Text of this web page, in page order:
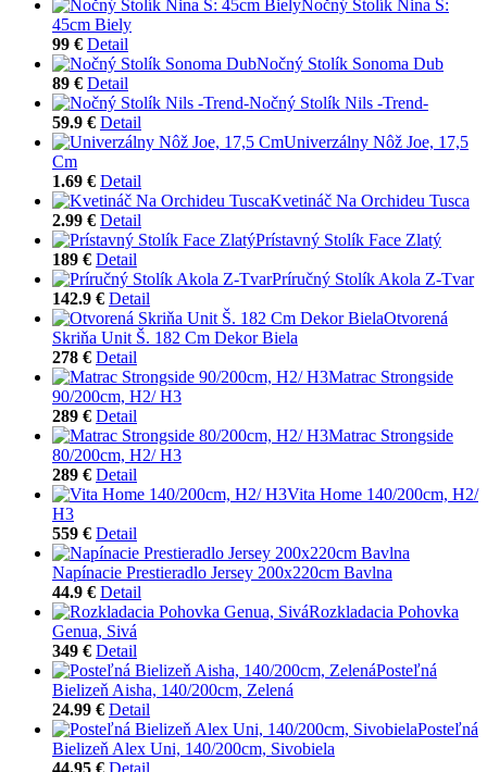
Nočný Stolík Nina Š:
45cm Biely
99 € Detail
Nočný Stolík Sonoma Dub
89 € Detail
Nočný Stolík Nils -Trend-
59.9 € Detail
Univerzálny Nôž Joe, 17,5
Cm
1.69 € Detail
Kvetináč Na Orchideu Tusca
2.99 € Detail
Prístavný Stolík Face Zlatý
189 € Detail
Príručný Stolík Akola Z-Tvar
142.9 € Detail
Otvorená
Skriňa Unit Š. 182 Cm Dekor Biela
278 € Detail
Matrac Strongside
90/200cm, H2/ H3
289 € Detail
Matrac Strongside
80/200cm, H2/ H3
289 € Detail
Vita Home 140/200cm, H2/
H3
559 € Detail
Napínacie Prestieradlo Jersey 200x220cm Bavlna
44.9 € Detail
Rozkladacia Pohovka
Genua, Sivá
349 € Detail
Posteľná
Bielizeň Aisha, 140/200cm, Zelená
24.99 € Detail
Posteľná
Bielizeň Alex Uni, 140/200cm, Sivobiela
44.95 € Detail